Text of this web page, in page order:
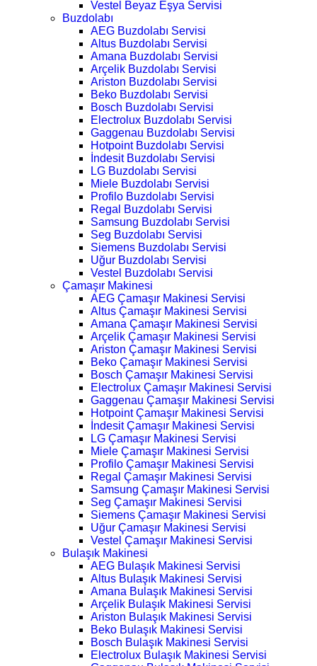
Vestel Beyaz Eşya Servisi
Buzdolabı
AEG Buzdolabı Servisi
Altus Buzdolabı Servisi
Amana Buzdolabı Servisi
Arçelik Buzdolabı Servisi
Ariston Buzdolabı Servisi
Beko Buzdolabı Servisi
Bosch Buzdolabı Servisi
Electrolux Buzdolabı Servisi
Gaggenau Buzdolabı Servisi
Hotpoint Buzdolabı Servisi
İndesit Buzdolabı Servisi
LG Buzdolabı Servisi
Miele Buzdolabı Servisi
Profilo Buzdolabı Servisi
Regal Buzdolabı Servisi
Samsung Buzdolabı Servisi
Seg Buzdolabı Servisi
Siemens Buzdolabı Servisi
Uğur Buzdolabı Servisi
Vestel Buzdolabı Servisi
Çamaşır Makinesi
AEG Çamaşır Makinesi Servisi
Altus Çamaşır Makinesi Servisi
Amana Çamaşır Makinesi Servisi
Arçelik Çamaşır Makinesi Servisi
Ariston Çamaşır Makinesi Servisi
Beko Çamaşır Makinesi Servisi
Bosch Çamaşır Makinesi Servisi
Electrolux Çamaşır Makinesi Servisi
Gaggenau Çamaşır Makinesi Servisi
Hotpoint Çamaşır Makinesi Servisi
İndesit Çamaşır Makinesi Servisi
LG Çamaşır Makinesi Servisi
Miele Çamaşır Makinesi Servisi
Profilo Çamaşır Makinesi Servisi
Regal Çamaşır Makinesi Servisi
Samsung Çamaşır Makinesi Servisi
Seg Çamaşır Makinesi Servisi
Siemens Çamaşır Makinesi Servisi
Uğur Çamaşır Makinesi Servisi
Vestel Çamaşır Makinesi Servisi
Bulaşık Makinesi
AEG Bulaşık Makinesi Servisi
Altus Bulaşık Makinesi Servisi
Amana Bulaşık Makinesi Servisi
Arçelik Bulaşık Makinesi Servisi
Ariston Bulaşık Makinesi Servisi
Beko Bulaşık Makinesi Servisi
Bosch Bulaşık Makinesi Servisi
Electrolux Bulaşık Makinesi Servisi